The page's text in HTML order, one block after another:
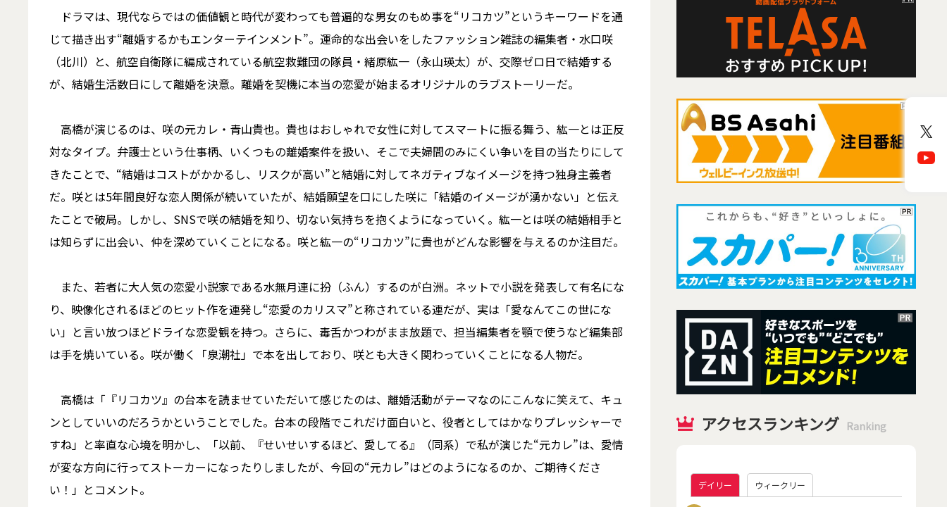
ドラマは、現代ならではの価値観と時代が変わっても普遍的な男女のもめ事を“リコカツ”というキーワードを通
じて描き出す“離婚するかもエンターテインメント”。運命的な出会いをしたファッション雑誌の編集者・水口咲
（北川）と、航空自衛隊に編成されている航空救難団の隊員・緒原紘一（永山瑛太）が、交際ゼロ日で結婚する
が、結婚生活数日にして離婚を決意。離婚を契機に本当の恋愛が始まるオリジナルのラブストーリーだ。
高橋が演じるのは、咲の元カレ・青山貴也。貴也はおしゃれで女性に対してスマートに振る舞う、紘一とは正反
対なタイプ。弁護士という仕事柄、いくつもの離婚案件を扱い、そこで夫婦間のみにくい争いを目の当たりにして
きたことで、“結婚はコストがかかるし、リスクが高い”と結婚に対してネガティブなイメージを持つ独身主義者
だ。咲とは5年間良好な恋人関係が続いていたが、結婚願望を口にした咲に「結婚のイメージが湧かない」と伝え
たことで破局。しかし、SNSで咲の結婚を知り、切ない気持ちを抱くようになっていく。紘一とは咲の結婚相手と
は知らずに出会い、仲を深めていくことになる。咲と紘一の“リコカツ”に貴也がどんな影響を与えるのか注目だ。
また、若者に大人気の恋愛小説家である水無月連に扮（ふん）するのが白洲。ネットで小説を発表して有名にな
り、映像化されるほどのヒット作を連発し“恋愛のカリスマ”と称されている連だが、実は「愛なんてこの世にな
い」と言い放つほどドライな恋愛観を持つ。さらに、毒舌かつわがまま放題で、担当編集者を顎で使うなど編集部
は手を焼いている。咲が働く「泉潮社」で本を出しており、咲とも大きく関わっていくことになる人物だ。
高橋は「『リコカツ』の台本を読ませていただいて感じたのは、離婚活動がテーマなのにこんなに笑えて、キュ
ンとしていいのだろうかということでした。台本の段階でこれだけ面白いと、役者としてはかなりプレッシャーで
すね」と率直な心境を明かし、「以前、『せいせいするほど、愛してる』（同系）で私が演じた“元カレ”は、愛情
が変な方向に行ってストーカーになったりしましたが、今回の“元カレ”はどのようになるのか、ご期待くださ
い！」とコメント。
アクセスランキング Ranking
デイリー ウィークリー